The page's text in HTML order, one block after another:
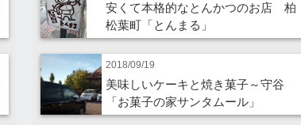
安くて本格的なとんかつのお店 柏
松葉町「とんまる」
2018/09/19
美味しいケーキと焼き菓子～守谷
「お菓子の家サンタムール」